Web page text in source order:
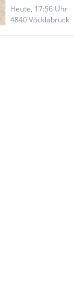
Heute, 17:56 Uhr
4840 Vöcklabruck